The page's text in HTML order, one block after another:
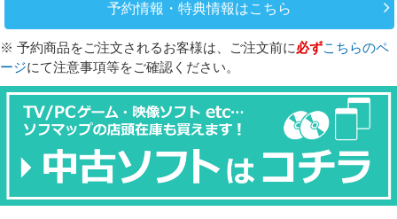
予約情報・特典情報はこちら
※ 予約商品をご注文されるお客様は、ご注文前に必ずこちらのペ
ージにて注意事項等をご確認ください。